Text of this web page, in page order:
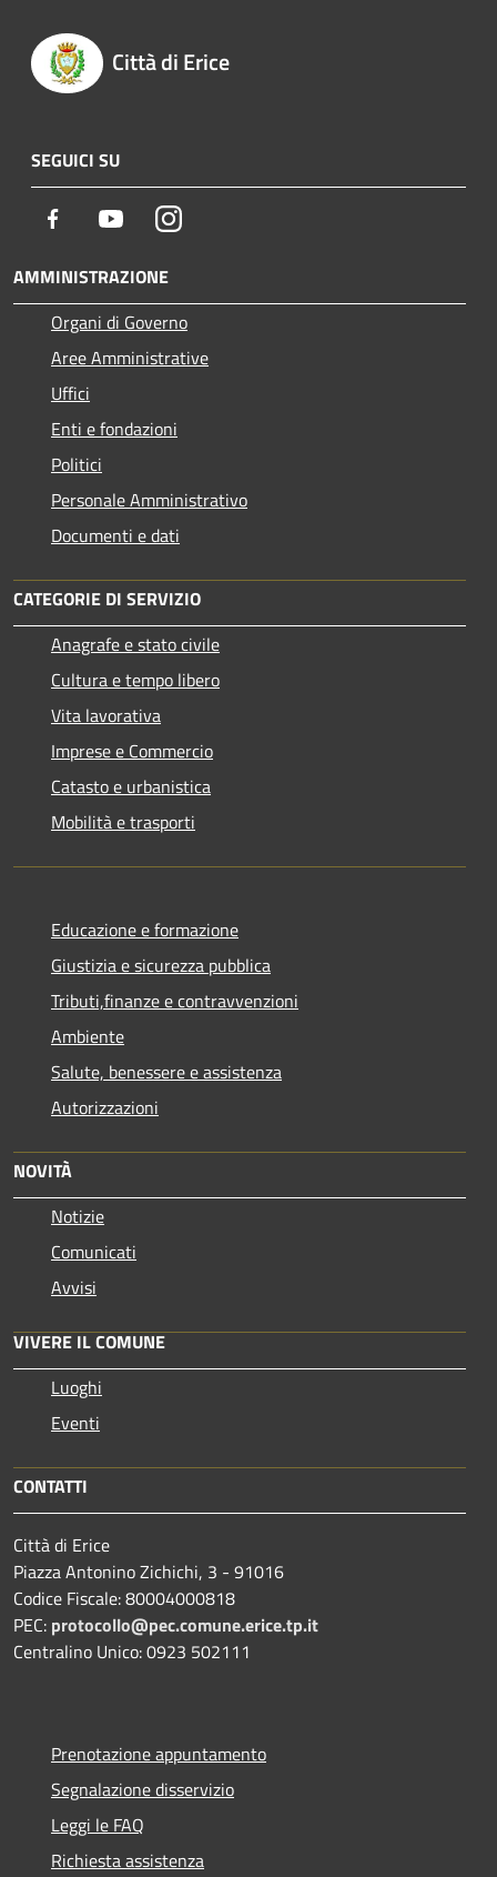
Città di Erice
SEGUICI SU
Facebook YoutubeInstagram
AMMINISTRAZIONE
Organi di Governo
Aree Amministrative
Uffici
Enti e fondazioni
Politici
Personale Amministrativo
Documenti e dati
CATEGORIE DI SERVIZIO
Anagrafe e stato civile
Cultura e tempo libero
Vita lavorativa
Imprese e Commercio
Catasto e urbanistica
Mobilità e trasporti
Educazione e formazione
Giustizia e sicurezza pubblica
Tributi,finanze e contravvenzioni
Ambiente
Salute, benessere e assistenza
Autorizzazioni
NOVITÀ
Notizie
Comunicati
Avvisi
VIVERE IL COMUNE
Luoghi
Eventi
CONTATTI
Città di Erice
Piazza Antonino Zichichi, 3 - 91016
Codice Fiscale: 80004000818
PEC: protocollo@pec.comune.erice.tp.it
Centralino Unico: 0923 502111
Prenotazione appuntamento
Segnalazione disservizio
Leggi le FAQ
Richiesta assistenza